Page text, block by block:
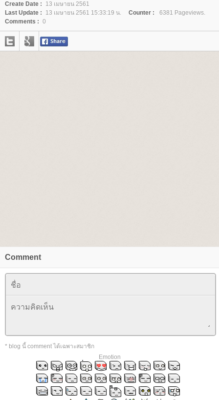
Create Date :
13 เมษายน 2561
Last Update :
13 เมษายน 2561 15:33:19 น. Counter :
6381 Pageviews.
Comments : 0
Comment
* blog นี้ comment ได้เฉพาะสมาชิก
Emotion